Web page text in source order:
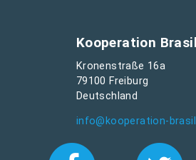
Kooperation
Kronenstraße 16a
79100 Freiburg
Deutschland
info@kooperation-